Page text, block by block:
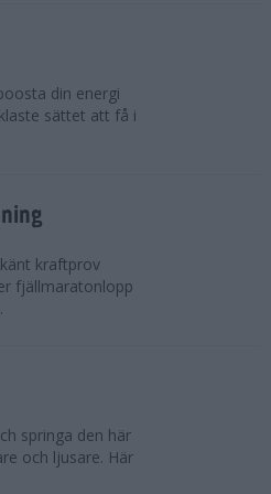
din energi
sättet att få i
kraftprov
fjällmaratonlopp
springa den här
och ljusare. Här